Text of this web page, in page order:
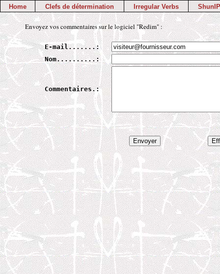
Home Clefs de détermination Irregular Verbs
Envoyez vos commentaires sur le logiciel "Redim" :
E-mail.......:
Nom..........:
Commentaires.: